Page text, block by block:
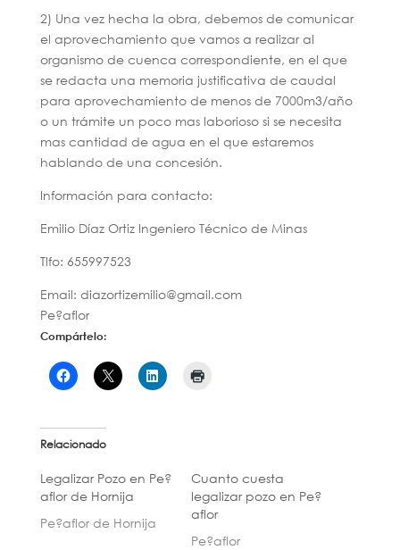
2) Una vez hecha la obra, debemos de comunicar
el aprovechamiento que vamos a realizar al
organismo de cuenca correspondiente, en el que
se redacta una memoria justificativa de caudal
para aprovechamiento de menos de 7000m3/año
o un trámite un poco mas laborioso si se necesita
mas cantidad de agua en el que estaremos
hablando de una concesión.
Información para contacto:
Emilio Díaz Ortiz Ingeniero Técnico de Minas
Tlfo: 655997523
Email: diazortizemilio@gmail.com
Pe?aflor
Compártelo:
Relacionado
Legalizar Pozo en Pe?
aflor de Hornija
Pe?aflor de Hornija
Cuanto cuesta
legalizar pozo en Pe?
aflor
Pe?aflor